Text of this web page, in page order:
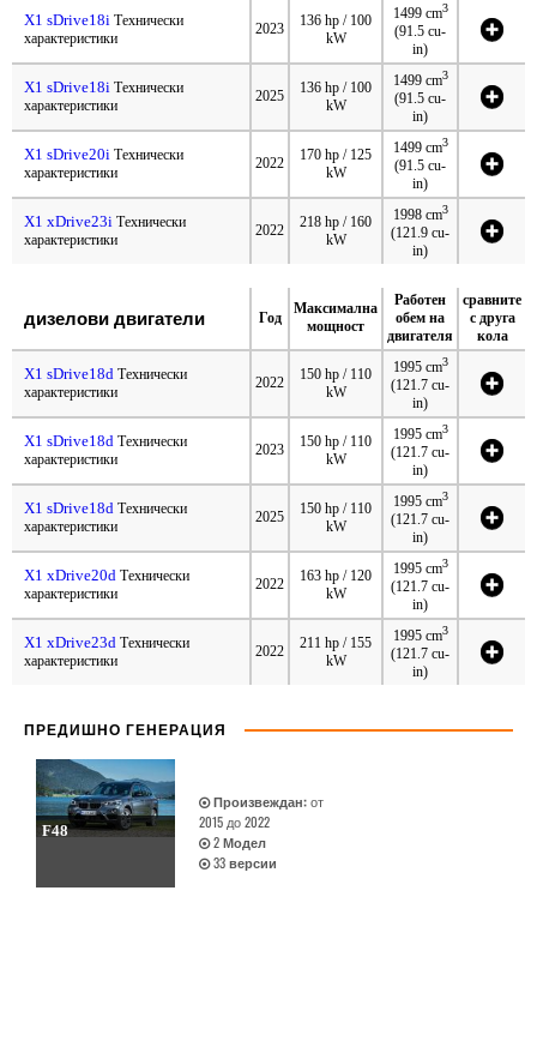
X1 sDrive18i Технически
характеристики
2023
136 hp / 100
kW
1499 cm3
(91.5 cu-
in)
X1 sDrive18i Технически
характеристики
2025
136 hp / 100
kW
1499 cm3
(91.5 cu-
in)
X1 sDrive20i Технически
характеристики
2022
170 hp / 125
kW
1499 cm3
(91.5 cu-
in)
X1 xDrive23i Технически
характеристики
2022
218 hp / 160
kW
1998 cm3
(121.9 cu-
in)
дизелови двигатели Год
Максимална
мощност
Работен
обем на
двигателя
сравните
с друга
кола
X1 sDrive18d Технически
характеристики
2022
150 hp / 110
kW
1995 cm3
(121.7 cu-
in)
X1 sDrive18d Технически
характеристики
2023
150 hp / 110
kW
1995 cm3
(121.7 cu-
in)
X1 sDrive18d Технически
характеристики
2025
150 hp / 110
kW
1995 cm3
(121.7 cu-
in)
X1 xDrive20d Технически
характеристики
2022
163 hp / 120
kW
1995 cm3
(121.7 cu-
in)
X1 xDrive23d Технически
характеристики
2022
211 hp / 155
kW
1995 cm3
(121.7 cu-
in)
ПРЕДИШНО ГЕНЕРАЦИЯ
F48
Произвеждан:от
2015 до 2022
2Модел
33версии